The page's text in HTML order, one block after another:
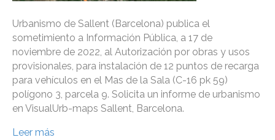
Urbanismo de Sallent (Barcelona) publica el
sometimiento a Información Pública, a 17 de
noviembre de 2022, al Autorización por obras y usos
provisionales, para instalación de 12 puntos de recarga
para vehículos en el Mas de la Sala (C-16 pk 59)
polígono 3, parcela 9. Solicita un informe de urbanismo
en VisualUrb-maps Sallent, Barcelona.
Leer más